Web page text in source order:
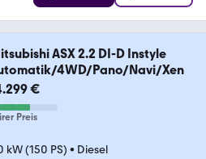
ASX 2.2 DI-D Instyle
4WD/Pano/Navi/Xen
€
Preis
kW (150 PS) • Diesel